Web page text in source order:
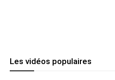
Les vidéos populaires